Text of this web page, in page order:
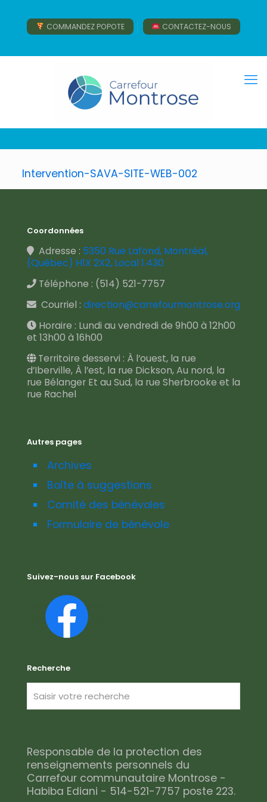
COMMANDEZ POPOTE CONTACTEZ-NOUS
Intervention-SAVA-SITE-WEB-002
Coordonnées
Adresse : 5350 Rue Lafond, Montréal,
(Québec) H1X 2X2, Local 1.430
Téléphone : (514) 521-7757
Courriel : direction@carrefourmontrose.org
Horaire : Lundi au vendredi de 9h00 à 12h00
et 13h00 à 16h00
Territoire desservi : À l’ouest, la rue
d’Iberville, À l’est, la rue Dickson, Au nord, la
rue Bélanger Et au Sud, la rue Sherbrooke et la
rue Rachel
Autres pages
Archives
Boîte à suggestions
Comité des bénévoles
Formulaire de bénévole
Suivez-nous sur Facebook
Recherche
Responsable de la protection des
renseignements personnels du
Carrefour communautaire Montrose -
Habiba Ediani - 514-521-7757 poste 223.